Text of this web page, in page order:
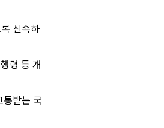
신속하
령 등 개
받는 국